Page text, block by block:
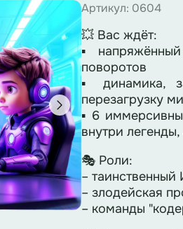
Артикул: 0604
💥 Вас ждёт:
▪
поворотов
▪ динамика,
перезагрузку
▪ 6
внутри
🎭 Роли:
– таинственный
– злодейская
– команды